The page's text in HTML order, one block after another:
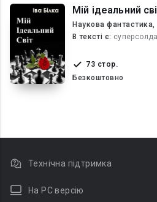
Мій ідеальний
Наукова
В текcті є:
73 стор.
Безкоштовно
Технічна підтримка
На PC версію